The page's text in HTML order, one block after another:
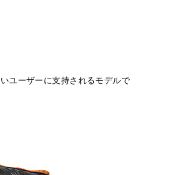
ユーザーに支持されるモデルで